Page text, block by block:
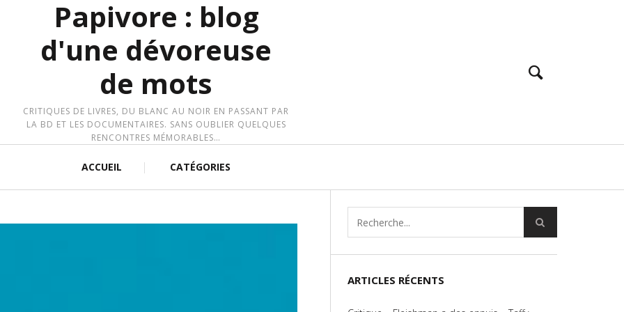
Papivore : blog
d'une dévoreuse
de mots
CRITIQUES DE LIVRES, DU BLANC AU NOIR EN PASSANT PAR
LA BD ET LES DOCUMENTAIRES. SANS OUBLIER QUELQUES
RENCONTRES MÉMORABLES…
ACCUEIL CATÉGORIES
ARTICLES RÉCENTS